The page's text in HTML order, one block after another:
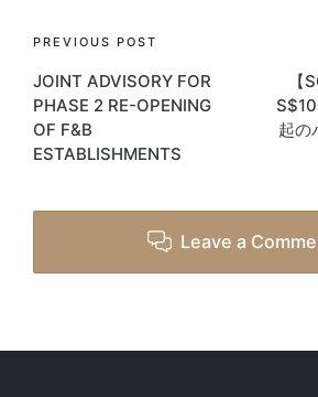
Post
navigation
PREVIOUS POST
JOINT ADVISORY FOR
PHASE 2 RE-OPENING
OF F&B
ESTABLISHMENTS
【
起の
Leave a